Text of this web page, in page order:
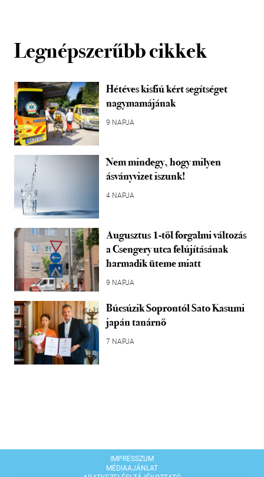
Legnépszerűbb cikkek
Hétéves kisfiú kért segítséget
nagymamájának
9 NAPJA
Nem mindegy, hogy milyen
ásványvizet iszunk!
4 NAPJA
Augusztus 1-től forgalmi változás
a Csengery utca felújításának
harmadik üteme miatt
9 NAPJA
Búcsúzik Soprontól Sato Kasumi
japán tanárnő
7 NAPJA
IMPRESSZUM
MÉDIAAJÁNLAT